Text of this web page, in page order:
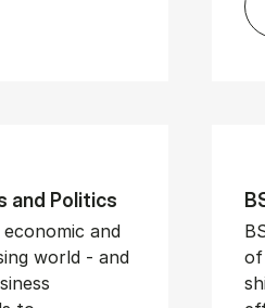
and Ser­vice
and Polit­ics
and
world - and
of